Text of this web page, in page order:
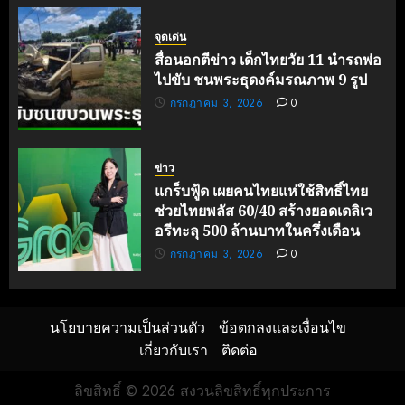
จุดเด่น
สื่อนอกตีข่าว เด็กไทยวัย 11 นำรถพ่อ
ไปขับ ชนพระธุดงค์มรณภาพ 9 รูป
กรกฎาคม 3, 2026 0
ข่าว
แกร็บฟู้ด เผยคนไทยแห่ใช้สิทธิ์ไทย
ช่วยไทยพลัส 60/40 สร้างยอดเดลิเว
อรีทะลุ 500 ล้านบาทในครึ่งเดือน
กรกฎาคม 3, 2026 0
นโยบายความเป็นส่วนตัว
ข้อตกลงและเงื่อนไข
เกี่ยวกับเรา
ติดต่อ
ลิขสิทธิ์ © 2026 สงวนลิขสิทธิ์ทุกประการ